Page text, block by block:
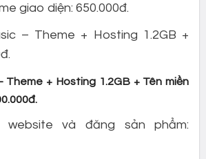
giao diện: 650.000đ.
– Theme + Hosting 1.2GB +
Theme + Hosting 1.2GB + Tên miền
website và đăng sản phẩm: